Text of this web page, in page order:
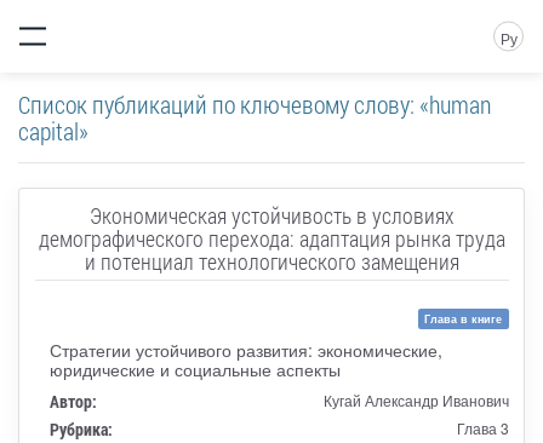
Ру
Список публикаций по ключевому слову: «human
capital»
Экономическая устойчивость в условиях
демографического перехода: адаптация рынка труда
и потенциал технологического замещения
Глава в книге
Стратегии устойчивого развития: экономические,
юридические и социальные аспекты
Автор: Кугай Александр Иванович
Рубрика: Глава 3